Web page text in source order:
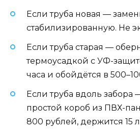
Если труба новая —
стабилизированную. Не
Если труба старая —
термоусадкой с УФ-
часа и обойдётся в
Если труба вдоль забора
простой короб из ПВХ-
800 рублей, держится 15